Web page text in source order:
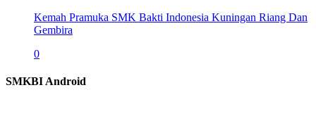
Kemah Pramuka SMK Bakti Indonesia Kuningan Riang Dan
Gembira
0
SMKBI Android